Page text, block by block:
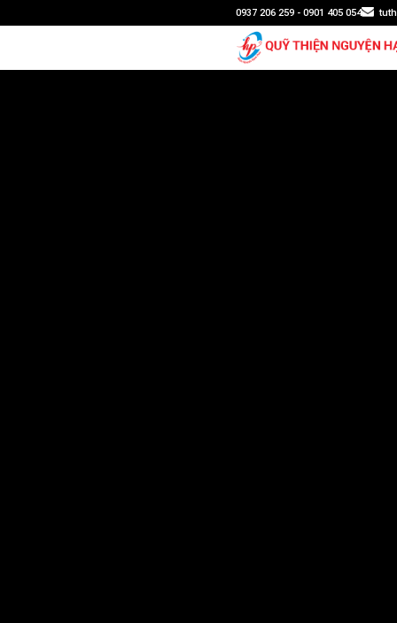
0937 206 259 - 0901 405 054